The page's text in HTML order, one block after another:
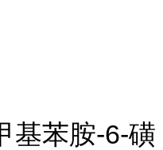
基苯胺-6-磺